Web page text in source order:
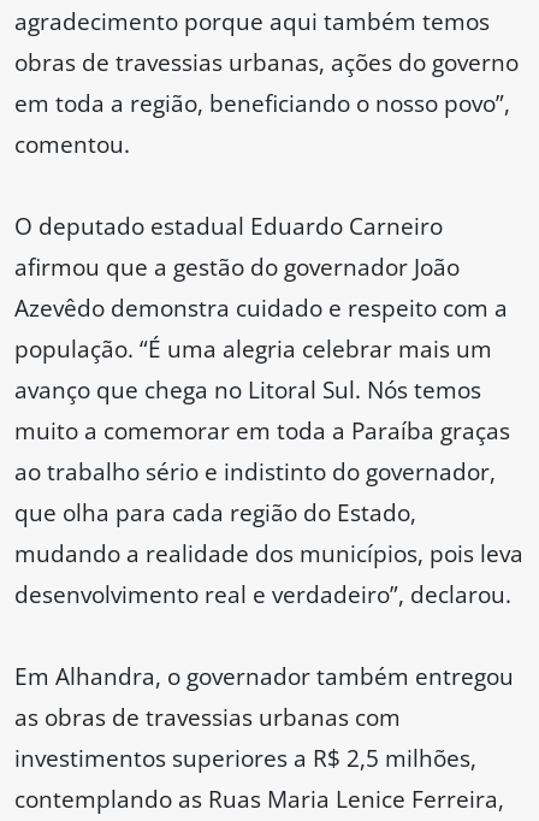
agradecimento porque aqui também temos
obras de travessias urbanas, ações do governo
em toda a região, beneficiando o nosso povo”,
comentou.
O deputado estadual Eduardo Carneiro
afirmou que a gestão do governador João
Azevêdo demonstra cuidado e respeito com a
população. “É uma alegria celebrar mais um
avanço que chega no Litoral Sul. Nós temos
muito a comemorar em toda a Paraíba graças
ao trabalho sério e indistinto do governador,
que olha para cada região do Estado,
mudando a realidade dos municípios, pois leva
desenvolvimento real e verdadeiro”, declarou.
Em Alhandra, o governador também entregou
as obras de travessias urbanas com
investimentos superiores a R$ 2,5 milhões,
contemplando as Ruas Maria Lenice Ferreira,